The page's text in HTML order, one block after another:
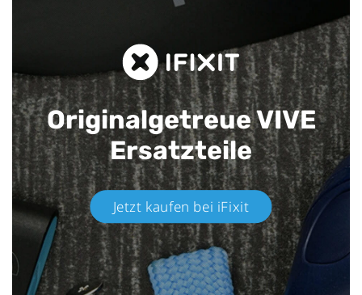
Originalgetreue VIVE
Ersatzteile
Jetzt kaufen bei iFixit​